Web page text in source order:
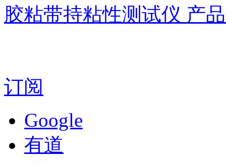
胶粘带持粘性测试仪 产
订阅
Google
有道